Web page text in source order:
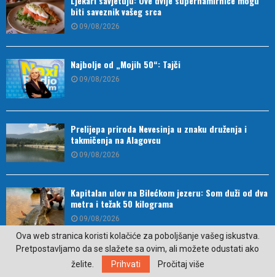
biti saveznik vašeg srca
09/08/2026
Najbolje od „Mojih 50“: Tajči
09/08/2026
Prelijepa priroda Nevesinja u znaku druženja i
takmičenja na Alagovcu
09/08/2026
Kapitalan ulov na Bilećkom jezeru: Som duži od dva
metra i težak 50 kilograma
09/08/2026
U Trebinju rođene četiri bebe, Srpska bogatija za
20 novih stanovnika
Ova web stranica koristi kolačiće za poboljšanje vašeg iskustva.
Pretpostavljamo da se slažete sa ovim, ali možete odustati ako
želite.
Prihvati Pročitaj više